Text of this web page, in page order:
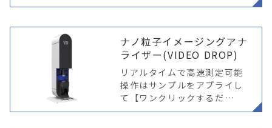
計測装置登場！ “ナノフロー
ナノ粒子イメージングアナ
ライザー(VIDEO DROP)
リアルタイムで高速測定可能
操作はサンプルをアプライし
て【ワンクリックするだ
け！】ナノ粒子のサイズ分布